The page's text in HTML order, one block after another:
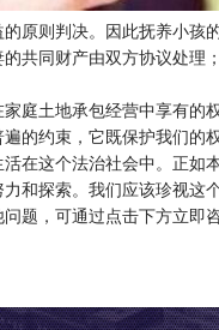
原则判决。因此抚养小孩
共同财产由双方协议处理
庭土地承包经营中享有的
的约束，它既保护我们的
在这个法治社会中。正如
和探索。我们应该珍视这
题，可通过点击下方立即